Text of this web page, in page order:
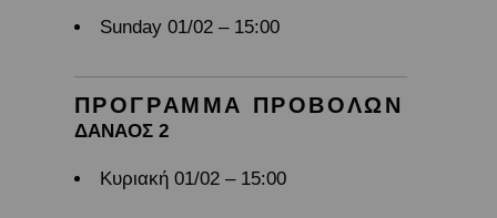
Sunday 01/02 – 15:00
ΠΡΟΓΡΑΜΜΑ ΠΡΟΒΟΛΩΝ
ΔΑΝΑΟΣ 2
Κυριακή 01/02 – 15:00